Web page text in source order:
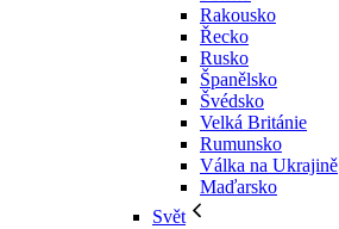
Rakousko
Řecko
Rusko
Španělsko
Švédsko
Velká Británie
Rumunsko
Válka na Ukrajině
Maďarsko
Svět